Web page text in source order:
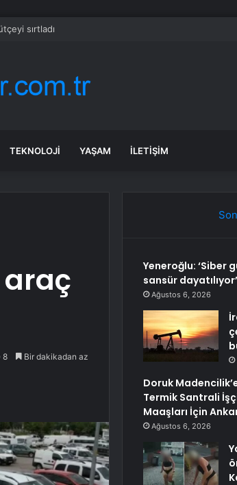
İşçileri, Alamadıkları Maaşları İçin Ankara’ya
TEKNOLOJI YAŞAM İLETIŞIM
araç
8 Bir dakikadan az
Yeneroğlu: ‘Siber
sansür dayatılıyor’
Ağustos 6, 2026
Doruk
Termik Santrali
Maaşları İçin
Ağustos 6, 2026